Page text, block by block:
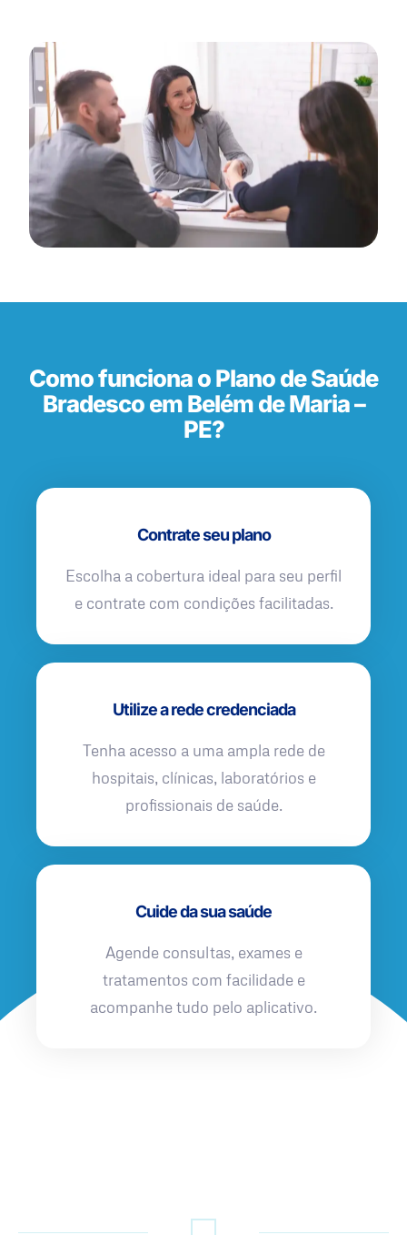
Como funciona o Plano de Saúde
Bradesco em Belém de Maria –
PE?
Contrate seu plano
Escolha a cobertura ideal para seu perfil
e contrate com condições facilitadas.
Utilize a rede credenciada
Tenha acesso a uma ampla rede de
hospitais, clínicas, laboratórios e
profissionais de saúde.
Cuide da sua saúde
Agende consultas, exames e
tratamentos com facilidade e
acompanhe tudo pelo aplicativo.